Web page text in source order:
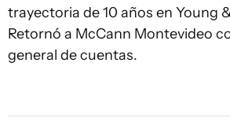
trayectoria de 10 años en Young
Retornó a McCann Montevideo
general de cuentas.